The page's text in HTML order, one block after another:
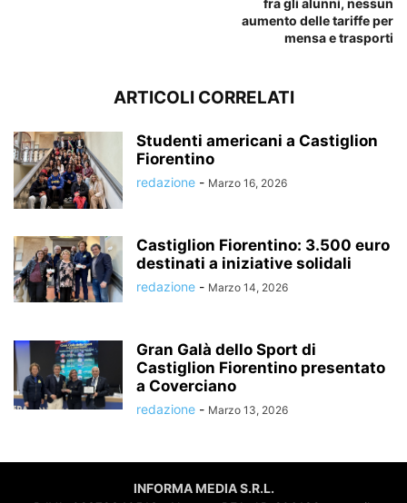
fra gli alunni, nessun
aumento delle tariffe per
mensa e trasporti
ARTICOLI CORRELATI
Studenti americani a Castiglion
Fiorentino
redazione - Marzo 16, 2026
Castiglion Fiorentino: 3.500 euro
destinati a iniziative solidali
redazione - Marzo 14, 2026
Gran Galà dello Sport di
Castiglion Fiorentino presentato
a Coverciano
redazione - Marzo 13, 2026
INFORMA MEDIA S.R.L.